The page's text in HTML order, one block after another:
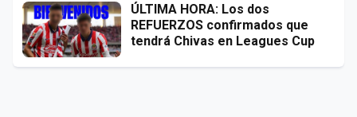
ÚLTIMA HORA: Los dos
REFUERZOS confirmados que
tendrá Chivas en Leagues Cup